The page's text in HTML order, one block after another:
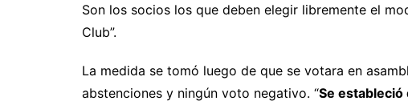
Son los socios los que deben elegir libremente el
Club”.
La medida se tomó luego de que se votara en
abstenciones y ningún voto negativo. “Se estableció